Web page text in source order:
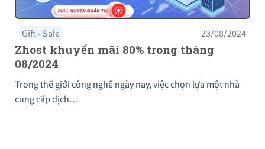
Gift - Sale 23/08/2024
Zhost khuyến mãi 80% trong tháng
08/2024
Trong thế giới công nghệ ngày nay, việc chọn lựa một nhà
cung cấp dịch…